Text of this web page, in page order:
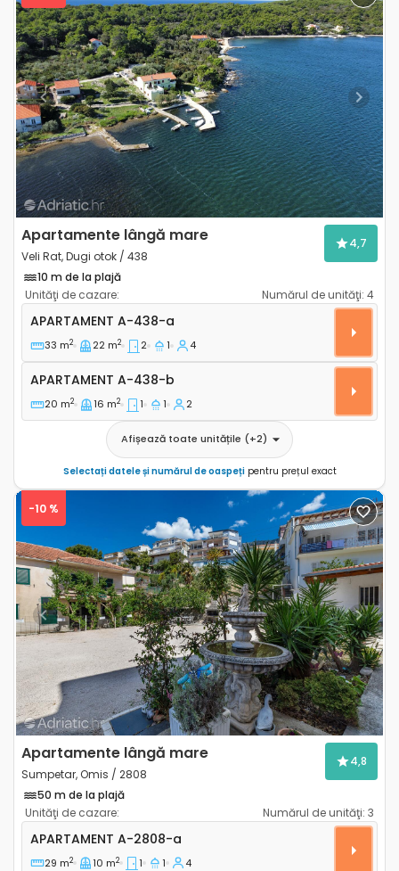
Previous Next
Apartamente lângă mare
Veli Rat, Dugi otok / 438
4,7
10 m de la plajă
Unităţi de cazare:
Numărul de unităţi: 4
Apartament cu două camere Veli Rat, Dugi otok A-
APARTAMENT A-438-a
33 m2 22 m2 2 1 4
Apartament A-438-b
APARTAMENT A-438-b
20 m2 16 m2 1 1 2
Afișează toate unitățile (+2)
Selectați datele și numărul de oaspețipentru prețul exact
Previous Next
-10 %
Apartamente lângă mare
Sumpetar, Omis / 2808
4,8
50 m de la plajă
Unităţi de cazare:
Numărul de unităţi: 3
Apartament cu o cameră Sumpetar, Omis A-2808-a
APARTAMENT A-2808-a
29 m2 10 m2 1 1 4